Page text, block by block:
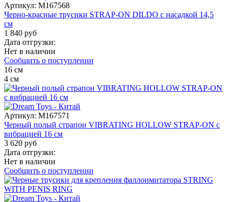
Артикул: M167568
Черно-красные трусики STRAP-ON DILDO с насадкой 14,5
см
1 840 руб
Дата отгрузки:
Нет в наличии
Сообщить о поступлении
16 см
4 см
Артикул: M167571
Черный полый страпон VIBRATING HOLLOW STRAP-ON с
вибрацией 16 см
3 620 руб
Дата отгрузки:
Нет в наличии
Сообщить о поступлении